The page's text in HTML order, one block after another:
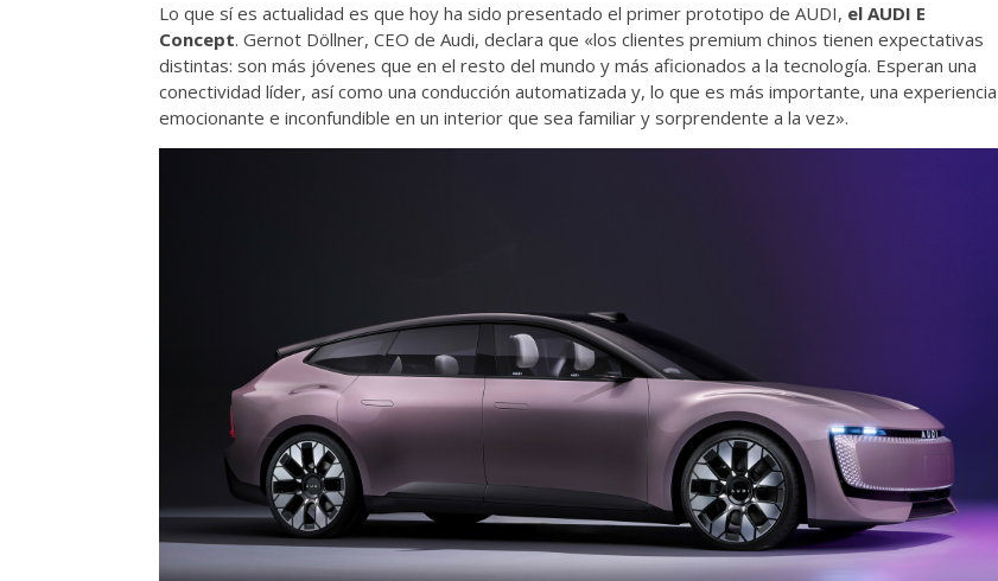
Lo que sí es actualidad es que hoy ha sido presentado el primer prototipo de AUDI, el AUDI E
Concept. Gernot Döllner, CEO de Audi, declara que «los clientes premium chinos tienen expectativas
distintas: son más jóvenes que en el resto del mundo y más aficionados a la tecnología. Esperan una
conectividad líder, así como una conducción automatizada y, lo que es más importante, una experiencia
emocionante e inconfundible en un interior que sea familiar y sorprendente a la vez».